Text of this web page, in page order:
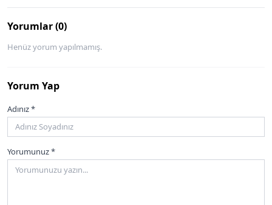
Yorumlar (0)
Henüz yorum yapılmamış.
Yorum Yap
Adınız *
Yorumunuz *